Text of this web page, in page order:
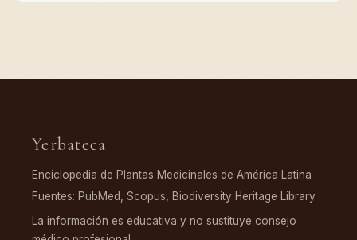
Yerbateca
Enciclopedia de Plantas Medicinales de América Latina
Fuentes: PubMed, Scopus, Biodiversity Heritage Library
La información es educativa y no sustituye consejo